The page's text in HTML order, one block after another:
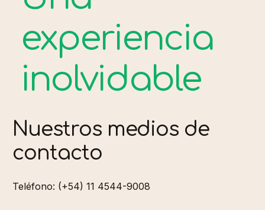
experiencia
inolvidable
Nuestros medios de
contacto
Teléfono: (+54) 11 4544-9008